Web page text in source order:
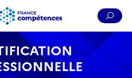
Menu Pied de page
navigation